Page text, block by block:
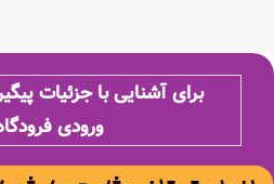
برای آشنایی با جزئیات
ورودی